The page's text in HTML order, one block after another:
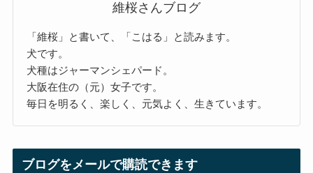
維桜さんブログ
「維桜」と書いて、「こはる」と読みます。
犬です。
犬種はジャーマンシェパード。
大阪在住の（元）女子です。
毎日を明るく、楽しく、元気よく、生きています。
ブログをメールで購読できます